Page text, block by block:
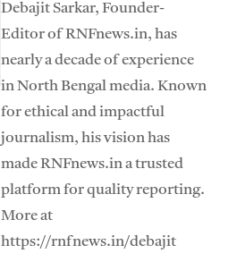
Debajit Sarkar, Founder-
Editor of RNFnews.in, has
nearly a decade of experience
in North Bengal media. Known
for ethical and impactful
journalism, his vision has
made RNFnews.in a trusted
platform for quality reporting.
More at
https://rnfnews.in/debajit